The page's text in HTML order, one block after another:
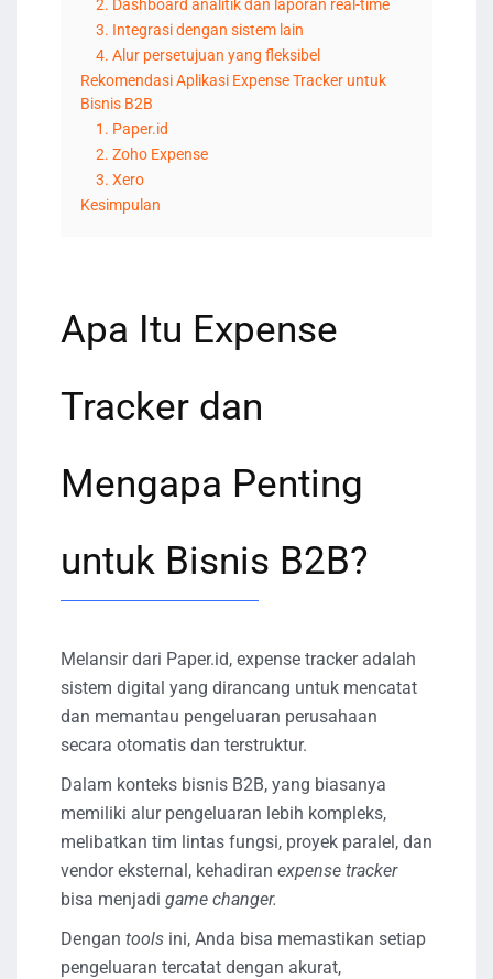
2. Dashboard analitik dan laporan real-time
3. Integrasi dengan sistem lain
4. Alur persetujuan yang fleksibel
Rekomendasi Aplikasi Expense Tracker untuk
Bisnis B2B
1. Paper.id
2. Zoho Expense
3. Xero
Kesimpulan
Apa Itu Expense
Tracker dan
Mengapa Penting
untuk Bisnis B2B?
Melansir dari Paper.id, expense tracker adalah
sistem digital yang dirancang untuk mencatat
dan memantau pengeluaran perusahaan
secara otomatis dan terstruktur.
Dalam konteks bisnis B2B, yang biasanya
memiliki alur pengeluaran lebih kompleks,
melibatkan tim lintas fungsi, proyek paralel, dan
vendor eksternal, kehadiran expense tracker
bisa menjadi game changer.
Dengan tools ini, Anda bisa memastikan setiap
pengeluaran tercatat dengan akurat,